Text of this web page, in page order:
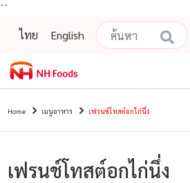
``
ไทย
English
Home เมนูอาหาร เฟรนช์โทสต์อกไก่นึ่ง
เฟรนช์โทสต์อกไก่นึ่ง